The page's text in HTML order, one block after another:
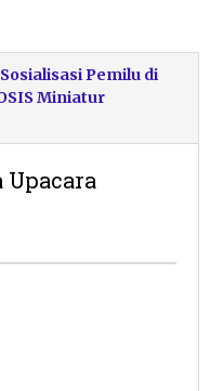
Pemilu di
Miniatur
Upacara